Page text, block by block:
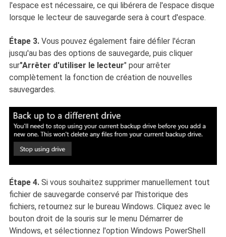
l'espace est nécessaire, ce qui libérera de l'espace disque
lorsque le lecteur de sauvegarde sera à court d'espace.
Étape 3.Vous pouvez également faire défiler l'écran
jusqu'au bas des options de sauvegarde, puis cliquer
sur"Arrêter d'utiliser le lecteur" pour arrêter
complètement la fonction de création de nouvelles
sauvegardes.
Étape 4.Si vous souhaitez supprimer manuellement tout
fichier de sauvegarde conservé par l'historique des
fichiers, retournez sur le bureau Windows. Cliquez avec le
bouton droit de la souris sur le menu Démarrer de
Windows, et sélectionnez l'option Windows PowerShell